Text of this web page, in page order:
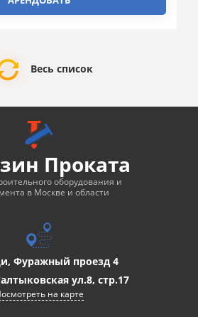
Весь список
Проката
оборудования и
в Москве и области
Фуражный проезд 4
ул.8, стр.17
на карте